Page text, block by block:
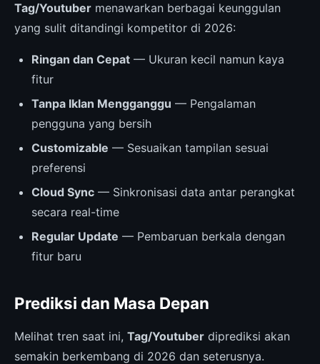
Tag/Youtuber menawarkan berbagai keunggulan
yang sulit ditandingi kompetitor di 2026:
Ringan dan Cepat — Ukuran kecil namun kaya
fitur
Tanpa Iklan Mengganggu — Pengalaman
pengguna yang bersih
Customizable — Sesuaikan tampilan sesuai
preferensi
Cloud Sync — Sinkronisasi data antar perangkat
secara real-time
Regular Update — Pembaruan berkala dengan
fitur baru
Prediksi dan Masa Depan
Melihat tren saat ini, Tag/Youtuber diprediksi akan
semakin berkembang di 2026 dan seterusnya.